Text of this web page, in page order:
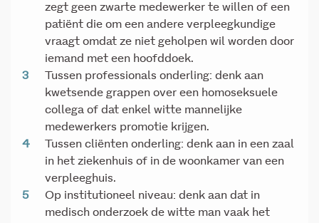
zegt geen zwarte medewerker te willen of een
patiënt die om een andere verpleegkundige
vraagt omdat ze niet geholpen wil worden door
iemand met een hoofddoek.
Tussen professionals onderling: denk aan
kwetsende grappen over een homoseksuele
collega of dat enkel witte mannelijke
medewerkers promotie krijgen.
Tussen cliënten onderling: denk aan in een zaal
in het ziekenhuis of in de woonkamer van een
verpleeghuis.
Op institutioneel niveau: denk aan dat in
medisch onderzoek de witte man vaak het